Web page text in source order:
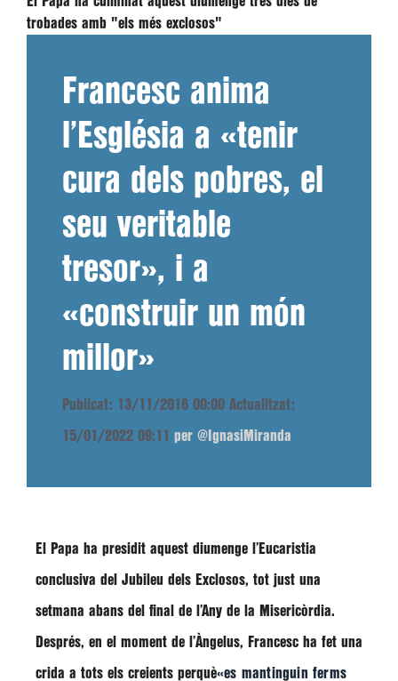
trobades amb "els més exclosos"
Francesc anima
l’Església a «tenir
cura dels pobres, el
seu veritable
tresor», i a
«construir un món
millor»
Publicat: 13/11/2016 00:00 Actualitzat:
15/01/2022 09:11 per @IgnasiMiranda
El Papa ha presidit aquest diumenge l’Eucaristia
conclusiva del Jubileu dels Exclosos, tot just una
setmana abans del final de l’Any de la Misericòrdia.
Després, en el moment de l’Àngelus, Francesc ha fet una
crida a tots els creients perquè«es mantinguin ferms